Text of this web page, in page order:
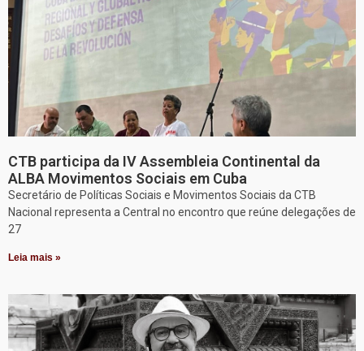
CTB participa da IV Assembleia Continental da
ALBA Movimentos Sociais em Cuba
Secretário de Políticas Sociais e Movimentos Sociais da CTB
Nacional representa a Central no encontro que reúne delegações de
27
Leia mais »